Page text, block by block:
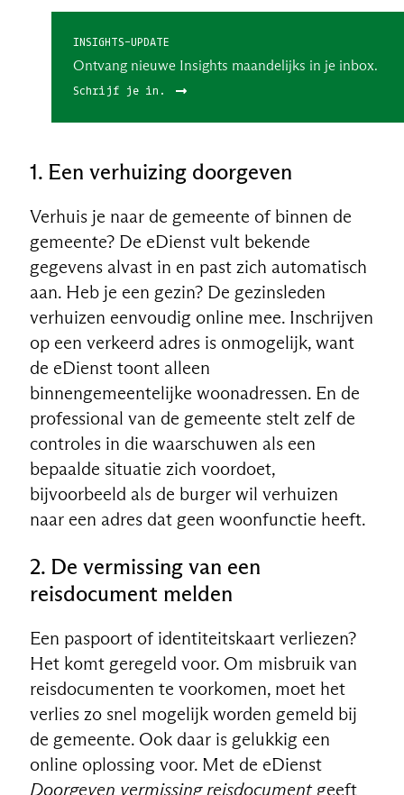
INSIGHTS-UPDATE
Ontvang nieuwe Insights maandelijks in je inbox.
Schrijf je in.
1. Een verhuizing doorgeven
Verhuis je naar de gemeente of binnen de
gemeente? De eDienst vult bekende
gegevens alvast in en past zich automatisch
aan. Heb je een gezin? De gezinsleden
verhuizen eenvoudig online mee. Inschrijven
op een verkeerd adres is onmogelijk, want
de eDienst toont alleen
binnengemeentelijke woonadressen. En de
professional van de gemeente stelt zelf de
controles in die waarschuwen als een
bepaalde situatie zich voordoet,
bijvoorbeeld als de burger wil verhuizen
naar een adres dat geen woonfunctie heeft.
2. De vermissing van een
reisdocument melden
Een paspoort of identiteitskaart verliezen?
Het komt geregeld voor. Om misbruik van
reisdocumenten te voorkomen, moet het
verlies zo snel mogelijk worden gemeld bij
de gemeente. Ook daar is gelukkig een
online oplossing voor. Met de eDienst
Doorgeven vermissing reisdocumentgeeft